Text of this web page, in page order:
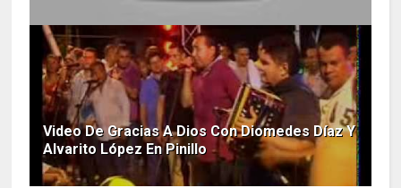
Video De Gracias A Dios Con Diomedes Díaz Y
Alvarito López En Pinillo